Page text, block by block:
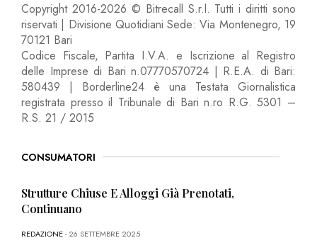
Copyright 2016-2026 © Bitrecall S.r.l. Tutti i diritti sono
riservati | Divisione Quotidiani Sede: Via Montenegro, 19
70121 Bari
Codice Fiscale, Partita I.V.A. e Iscrizione al Registro
delle Imprese di Bari n.07770570724 | R.E.A. di Bari:
580439 | Borderline24 è una Testata Giornalistica
registrata presso il Tribunale di Bari n.ro R.G. 5301 –
R.S. 21 / 2015
CONSUMATORI
Strutture Chiuse E Alloggi Già Prenotati,
Continuano
REDAZIONE- 26 SETTEMBRE 2025